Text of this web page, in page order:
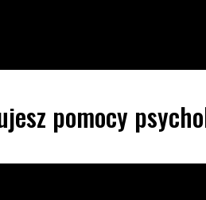
pomocy